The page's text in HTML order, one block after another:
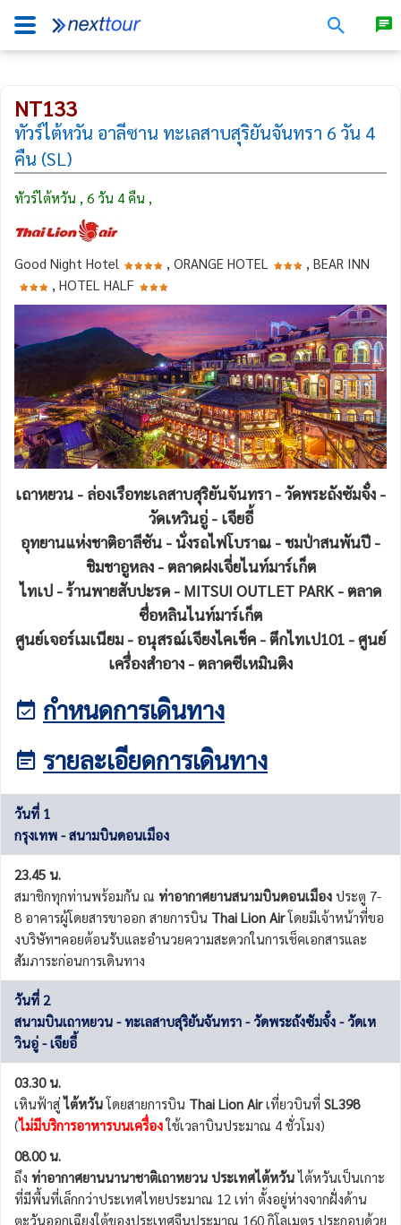
NT133
ทัวร์ไต้หวัน อาลีซาน ทะเลสาบสุริยันจันทรา 6 วัน 4
คืน (SL)
ทัวร์ไต้หวัน , 6 วัน 4 คืน ,
Good Night Hotel , ORANGE HOTEL
, BEAR INN
, HOTEL HALF
เถาหยวน - ล่องเรือทะเลสาบสุริยันจันทรา - วัดพระถังซัมจั๋ง -
วัดเหวินอู่ - เจียอี้
อุทยานแห่งชาติอาลีซัน - นั่งรถไฟโบราณ - ชมป่าสนพันปี -
ชิมชาอูหลง - ตลาดฝงเจี่ยไนท์มาร์เก็ต
ไทเป - ร้านพายสับปะรด - MITSUI OUTLET PARK - ตลาด
ซื่อหลินไนท์มาร์เก็ต
ศูนย์เจอร์เมเนียม - อนุสรณ์เจียงไคเช็ค - ตึกไทเป101 - ศูนย์
เครื่องสำอาง - ตลาดซีเหมินติง
กำหนดการเดินทาง
รายละเอียดการเดินทาง
วันที่ 1
กรุงเทพ - สนามบินดอนเมือง
23.45 น.
สมาชิกทุกท่านพร้อมกัน ณ ท่าอากาศยานสนามบินดอนเมือง ประตู 7-
8 อาคารผู้โดยสารขาออก สายการบิน Thai Lion Airโดยมีเจ้าหน้าที่ขอ
งบริษัทฯคอยต้อนรับและอำนวยความสะดวกในการเช็คเอกสารและ
สัมภาระก่อนการเดินทาง
วันที่ 2
สนามบินเถาหยวน - ทะเลสาบสุริยันจันทรา - วัดพระถังซัมจั๋ง - วัดเห
วินอู่ - เจียอี้
03.30 น.
เหินฟ้าสู่ไต้หวันโดยสายการบิน Thai Lion Airเที่ยวบินที่ SL398
(ไม่มีบริการอาหารบนเครื่องใช้เวลาบินประมาณ 4 ชั่วโมง)
08.00 น.
ถึง ท่าอากาศยานนานาชาติเถาหยวน ประเทศไต้หวันไต้หวันเป็นเกาะ
ที่มีพื้นที่เล็กกว่าประเทศไทยประมาณ 12 เท่า ตั้งอยู่ห่างจากฝั่งด้าน
ตะวันออกเฉียงใต้ของประเทศจีนประมาณ 160 กิโลเมตร ประกอบด้วย